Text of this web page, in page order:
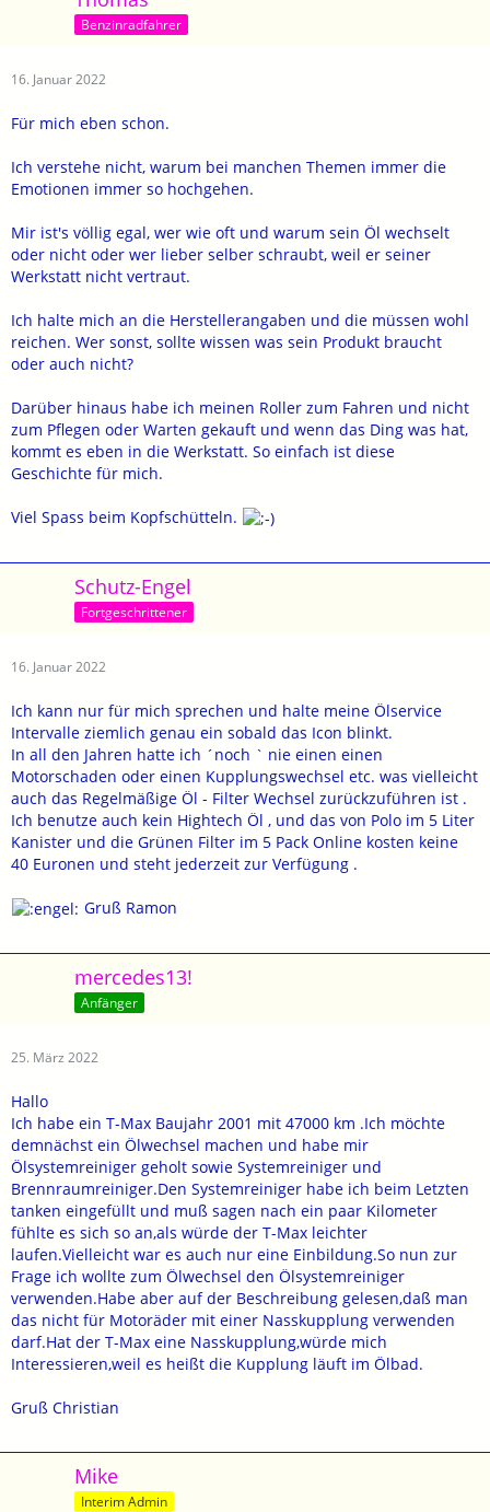
Benzinradfahrer
16. Januar 2022
Für mich eben schon.
Ich verstehe nicht, warum bei manchen Themen immer die
Emotionen immer so hochgehen.
Mir ist's völlig egal, wer wie oft und warum sein Öl wechselt
oder nicht oder wer lieber selber schraubt, weil er seiner
Werkstatt nicht vertraut.
Ich halte mich an die Herstellerangaben und die müssen wohl
reichen. Wer sonst, sollte wissen was sein Produkt braucht
oder auch nicht?
Darüber hinaus habe ich meinen Roller zum Fahren und nicht
zum Pflegen oder Warten gekauft und wenn das Ding was hat,
kommt es eben in die Werkstatt. So einfach ist diese
Geschichte für mich.
Viel Spass beim Kopfschütteln.
Schutz-Engel
Fortgeschrittener
16. Januar 2022
Ich kann nur für mich sprechen und halte meine Ölservice
Intervalle ziemlich genau ein sobald das Icon blinkt.
In all den Jahren hatte ich ´noch ` nie einen einen
Motorschaden oder einen Kupplungswechsel etc. was vielleicht
auch das Regelmäßige Öl - Filter Wechsel zurückzuführen ist .
Ich benutze auch kein Hightech Öl , und das von Polo im 5 Liter
Kanister und die Grünen Filter im 5 Pack Online kosten keine
40 Euronen und steht jederzeit zur Verfügung .
Gruß Ramon
mercedes13!
Anfänger
25. März 2022
Hallo
Ich habe ein T-Max Baujahr 2001 mit 47000 km .Ich möchte
demnächst ein Ölwechsel machen und habe mir
Ölsystemreiniger geholt sowie Systemreiniger und
Brennraumreiniger.Den Systemreiniger habe ich beim Letzten
tanken eingefüllt und muß sagen nach ein paar Kilometer
fühlte es sich so an,als würde der T-Max leichter
laufen.Vielleicht war es auch nur eine Einbildung.So nun zur
Frage ich wollte zum Ölwechsel den Ölsystemreiniger
verwenden.Habe aber auf der Beschreibung gelesen,daß man
das nicht für Motoräder mit einer Nasskupplung verwenden
darf.Hat der T-Max eine Nasskupplung,würde mich
Interessieren,weil es heißt die Kupplung läuft im Ölbad.
Gruß Christian
Mike
Interim Admin